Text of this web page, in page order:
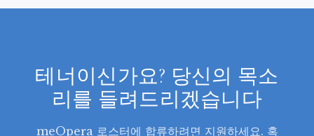
테너이신가요? 당신의 목소
리를 들려드리겠습니다
meOpera 로스터에 합류하려면 지원하세요. 혹